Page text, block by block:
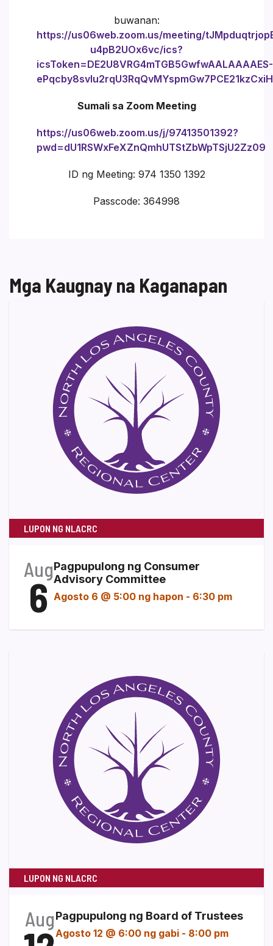
buwanan:
https://us06web.zoom.us/meeting/
u4pB2UOx6vc/ics?
icsToken=DE2U8VRG4mTGB5GwfwAALAAAAES-
Sumali sa Zoom Meeting
https://us06web.zoom.us/j/97413501392?
pwd=dU1RSWxFeXZnQmhUTStZbWpTSjU2Zz09
ID ng Meeting: 974 1350 1392
Passcode: 364998
Mga Kaugnay na Kaganapan
LUPON NG NLACRC
Aug
6
Pagpupulong ng Consumer
Advisory Committee
Agosto 6 @ 5:00 ng hapon - 6:30 pm
LUPON NG NLACRC
AugPagpupulong ng Board of Trustees
Agosto 12 @ 6:00 ng gabi - 8:00 pm